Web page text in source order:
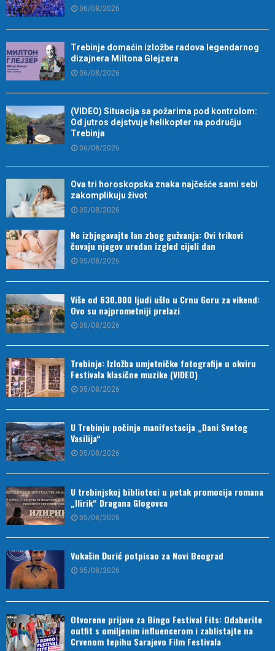
06/08/2026
Trebinje domaćin izložbe radova legendarnog
dizajnera Miltona Glejzera
06/08/2026
(VIDEO) Situacija sa požarima pod kontrolom:
Od jutros dejstvuje helikopter na području
Trebinja
06/08/2026
Ova tri horoskopska znaka najčešće sami sebi
zakomplikuju život
05/08/2026
Ne izbjegavajte lan zbog gužvanja: Ovi trikovi
čuvaju njegov uredan izgled cijeli dan
05/08/2026
Više od 630.000 ljudi ušlo u Crnu Goru za vikend:
Ovo su najprometniji prelazi
05/08/2026
Trebinje: Izložba umjetničke fotografije u okviru
Festivala klasične muzike (VIDEO)
05/08/2026
U Trebinju počinje manifestacija „Dani Svetog
Vasilija“
05/08/2026
U trebinjskoj biblioteci u petak promocija romana
„Ilirik“ Dragana Glogovca
05/08/2026
Vukašin Đurić potpisao za Novi Beograd
05/08/2026
Otvorene prijave za Bingo Festival Fits: Odaberite
outfit s omiljenim influencerom i zablistajte na
Crvenom tepihu Sarajevo Film Festivala